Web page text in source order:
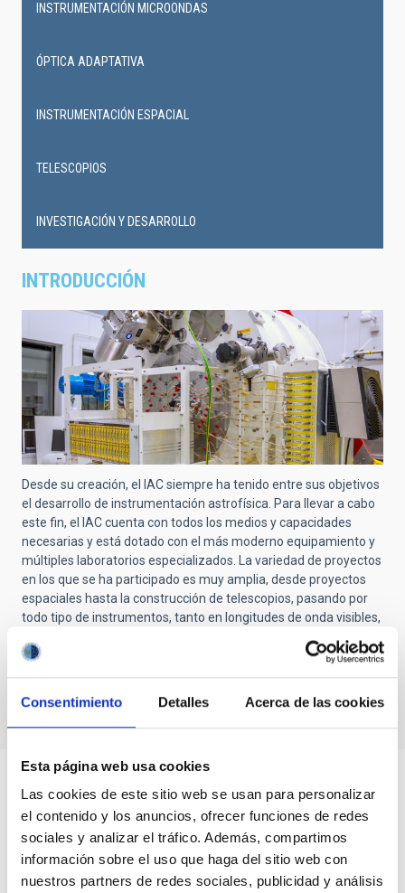
Consentimiento Detalles Acerca de las cookies
Esta página web usa cookies
Las cookies de este sitio web se usan para personalizar
el contenido y los anuncios, ofrecer funciones de redes
sociales y analizar el tráfico. Además, compartimos
información sobre el uso que haga del sitio web con
nuestros partners de redes sociales, publicidad y análisis
INTRODUCCIÓN
Desde su creación, el IAC siempre ha tenido entre sus objetivos
el desarrollo de instrumentación astrofísica. Para llevar a cabo
este fin, el IAC cuenta con todos los medios y capacidades
necesarias y está dotado con el más moderno equipamiento y
múltiples laboratorios especializados. La variedad de proyectos
en los que se ha participado es muy amplia, desde proyectos
espaciales hasta la construcción de telescopios, pasando por
todo tipo de instrumentos, tanto en longitudes de onda visibles,
En este enlace puedes encontrar el listado completo de
INSTRUMENTACIÓN MICROONDAS
ÓPTICA ADAPTATIVA
INSTRUMENTACIÓN ESPACIAL
TELESCOPIOS
INVESTIGACIÓN Y DESARROLLO